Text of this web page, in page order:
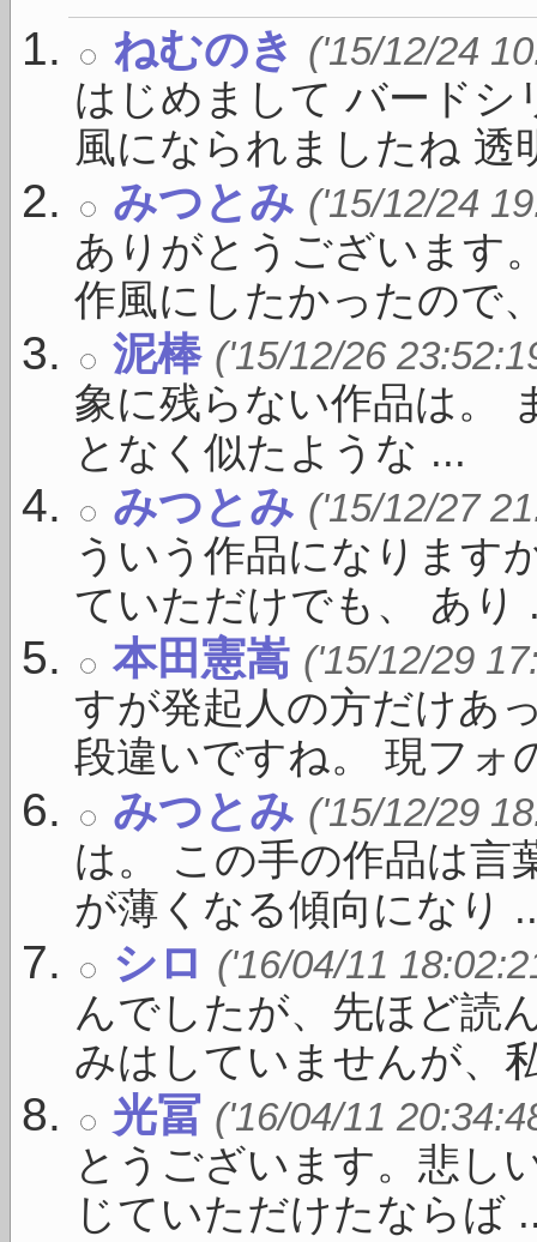
ねむのき ('15/12/24
はじめまして バードシ
風になられましたね 透
みつとみ ('15/12/24
ありがとうございます
作風にしたかったので
泥棒 ('15/12/26
象に残らない作品は。
となく似たような ...
みつとみ ('15/12/27
ういう作品になります
ていただけでも、 あり
本田憲嵩 ('15/12/29
すが発起人の方だけあ
段違いですね。 現フォ
みつとみ ('15/12/29
は。 この手の作品は言
が薄くなる傾向になり
シロ ('16/04/11
んでしたが、先ほど読
みはしていませんが、
光冨 ('16/04/11
とうございます。悲し
じていただけたならば